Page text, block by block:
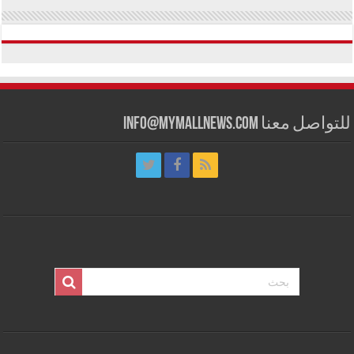
للتواصل معنا info@mymallnews.com